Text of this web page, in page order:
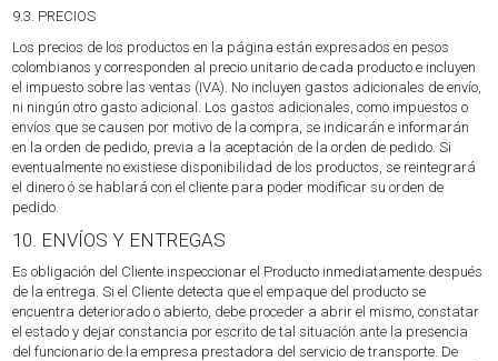
9.3. PRECIOS
Los precios de los productos en la página están expresados en pesos
colombianos y corresponden al precio unitario de cada producto e incluyen
el impuesto sobre las ventas (IVA). No incluyen gastos adicionales de envío,
ni ningún otro gasto adicional. Los gastos adicionales, como impuestos o
envíos que se causen por motivo de la compra, se indicarán e informarán
en la orden de pedido, previa a la aceptación de la orden de pedido. Si
eventualmente no existiese disponibilidad de los productos, se reintegrará
el dinero ó se hablará con el cliente para poder modificar su orden de
pedido.
10. ENVÍOS Y ENTREGAS
Es obligación del Cliente inspeccionar el Producto inmediatamente después
de la entrega. Si el Cliente detecta que el empaque del producto se
encuentra deteriorado o abierto, debe proceder a abrir el mismo, constatar
el estado y dejar constancia por escrito de tal situación ante la presencia
del funcionario de la empresa prestadora del servicio de transporte. De